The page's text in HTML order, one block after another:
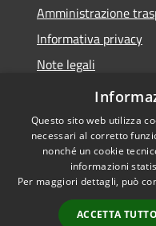
Amministrazione
Informativa privacy
Note legali
Dichiarazione di
Accessibilità
Questo sito web utilizza
necessari al corretto
nonché un cookie
informazioni
Per maggiori dettagli, può
ACCETTA TUTTO